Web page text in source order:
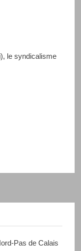
Pas de Calais